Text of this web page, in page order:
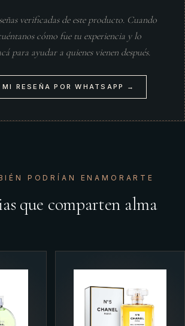
verificadas de este producto. Cuando
cómo fue tu experiencia y lo
para ayudar a quienes vienen después.
MI RESEÑA POR WHATSAPP →
PODRÍAN ENAMORARTE
que comparten alma